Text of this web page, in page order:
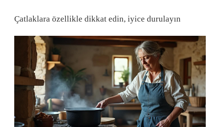
Çatlaklara özellikle dikkat edin, iyice durulayın